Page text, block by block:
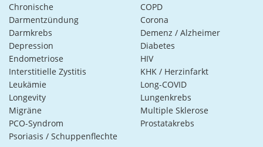
Chronische
Darmentzündung
COPD
Corona
Darmkrebs
Demenz / Alzheimer
Depression
Diabetes
Endometriose
HIV
Interstitielle Zystitis
KHK / Herzinfarkt
Leukämie
Long-COVID
Longevity
Lungenkrebs
Migräne
Multiple Sklerose
PCO-Syndrom
Prostatakrebs
Psoriasis / Schuppenflechte